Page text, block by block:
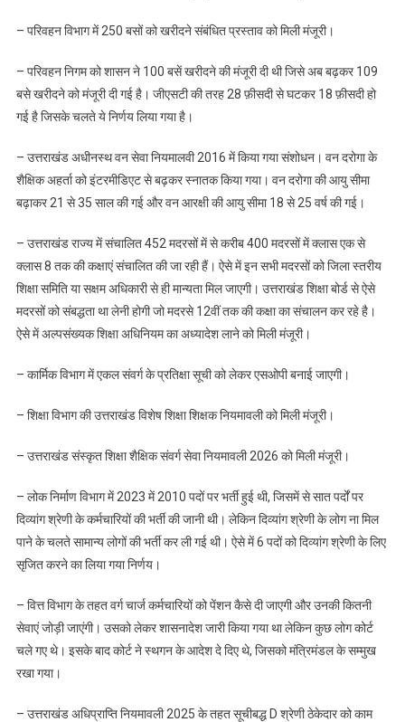
– परिवहन विभाग में 250 बसों को खरीदने संबंधित प्रस्ताव को मिली मंजूरी।
– परिवहन निगम को शासन ने 100 बसें खरीदने की मंजूरी दी थी जिसे अब बढ़कर 109
बसे खरीदने को मंजूरी दी गई है। जीएसटी की तरह 28 फ़ीसदी से घटकर 18 फ़ीसदी हो
गई है जिसके चलते ये निर्णय लिया गया है।
– उत्तराखंड अधीनस्थ वन सेवा नियमालवी 2016 में किया गया संशोधन। वन दरोगा के
शैक्षिक अहर्ता को इंटरमीडिएट से बढ़कर स्नातक किया गया। वन दरोगा की आयु सीमा
बढ़ाकर 21 से 35 साल की गई और वन आरक्षी की आयु सीमा 18 से 25 वर्ष की गई।
– उत्तराखंड राज्य में संचालित 452 मदरसों में से करीब 400 मदरसों में क्लास एक से
क्लास 8 तक की कक्षाएं संचालित की जा रही हैं। ऐसे में इन सभी मदरसों को जिला स्तरीय
शिक्षा समिति या सक्षम अधिकारी से ही मान्यता मिल जाएगी। उत्तराखंड शिक्षा बोर्ड से ऐसे
मदरसों को संबद्धता था लेनी होगी जो मदरसे 12वीं तक की कक्षा का संचालन कर रहे है।
ऐसे में अल्पसंख्यक शिक्षा अधिनियम का अध्यादेश लाने को मिली मंजूरी।
– कार्मिक विभाग में एकल संवर्ग के प्रतिक्षा सूची को लेकर एसओपी बनाई जाएगी।
– शिक्षा विभाग की उत्तराखंड विशेष शिक्षा शिक्षक नियमावली को मिली मंजूरी।
– उत्तराखंड संस्कृत शिक्षा शैक्षिक संवर्ग सेवा नियमावली 2026 को मिली मंजूरी।
– लोक निर्माण विभाग में 2023 में 2010 पदों पर भर्ती हुई थी, जिसमें से सात पर्दों पर
दिव्यांग श्रेणी के कर्मचारियों की भर्ती की जानी थी। लेकिन दिव्यांग श्रेणी के लोग ना मिल
पाने के चलते सामान्य लोगों की भर्ती कर ली गई थी। ऐसे में 6 पदों को दिव्यांग श्रेणी के लिए
सृजित करने का लिया गया निर्णय।
– वित्त विभाग के तहत वर्ग चार्ज कर्मचारियों को पेंशन कैसे दी जाएगी और उनकी कितनी
सेवाएं जोड़ी जाएंगी। उसको लेकर शासनादेश जारी किया गया था लेकिन कुछ लोग कोर्ट
चले गए थे। इसके बाद कोर्ट ने स्थगन के आदेश दे दिए थे, जिसको मंत्रिमंडल के सम्मुख
रखा गया।
– उत्तराखंड अधिप्राप्ति नियमावली 2025 के तहत सूचीबद्ध D श्रेणी ठेकेदार को काम